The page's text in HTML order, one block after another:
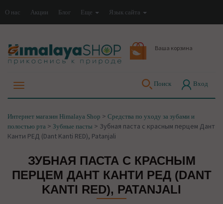
О нас Акции Блог Еще Язык сайта
Ваша корзина
Поиск Вход
Интернет магазин Himalaya Shop > Средства по уходу за зубами и
полостью рта > Зубные пасты > Зубная паста с красным перцем Дант
Канти РЕД (Dant Kanti RED), Patanjali
ЗУБНАЯ ПАСТА С КРАСНЫМ
ПЕРЦЕМ ДАНТ КАНТИ РЕД (DANT
KANTI RED), PATANJALI